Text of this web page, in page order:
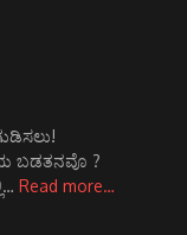
ಬಡತನವೊ ?
Read more…